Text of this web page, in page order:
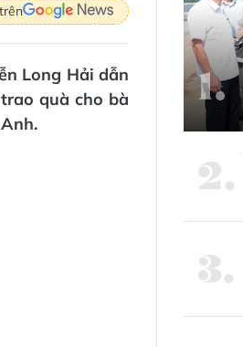
Long Hải dẫn
quà cho bà